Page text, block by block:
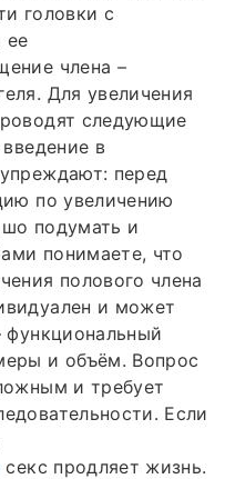
головки с
ее
члена –
Для увеличения
следующие
в
перед
по увеличению
подумать и
понимаете, что
полового члена
и может
функциональный
и объём. Вопрос
и требует
Если
секс продляет жизнь.